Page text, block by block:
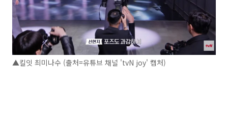
▲킬잇 최미나수 (출처=유튜브 채널 'tvN joy' 캡처)